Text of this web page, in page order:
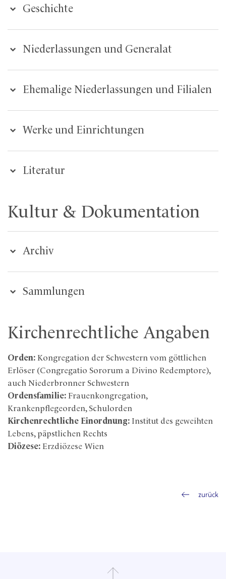
Geschichte
Niederlassungen und Generalat
Ehemalige Niederlassungen und Filialen
Werke und Einrichtungen
Literatur
Kultur & Dokumentation
Archiv
Sammlungen
Kirchenrechtliche Angaben
Orden: Kongregation der Schwestern vom göttlichen
Erlöser (Congregatio Sororum a Divino Redemptore),
auch Niederbronner Schwestern
Ordensfamilie: Frauenkongregation,
Krankenpflegeorden, Schulorden
Kirchenrechtliche Einordnung: Institut des geweihten
Lebens, päpstlichen Rechts
Diözese: Erzdiözese Wien
zurück